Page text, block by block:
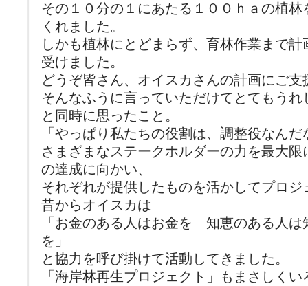
その１０分の１にあたる１００ｈａの植
くれました。
しかも植林にとどまらず、育林作業まで
受けました。
どうぞ皆さん、オイスカさんの計画にご
そんなふうに言っていただけてとてもうれ
と同時に思ったこと。
「やっぱり私たちの役割は、調整役なん
さまざまなステークホルダーの力を最大
の達成に向かい、
それぞれが提供したものを活かしてプロ
昔からオイスカは
「お金のある人はお金を 知恵のある人
を」
と協力を呼び掛けて活動してきました。
「海岸林再生プロジェクト」もまさしく